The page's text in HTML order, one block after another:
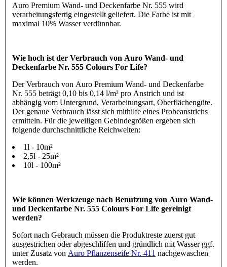
Auro Premium Wand- und Deckenfarbe Nr. 555 wird
verarbeitungsfertig eingestellt geliefert. Die Farbe ist mit
maximal 10% Wasser verdünnbar.
Wie hoch ist der Verbrauch von Auro Wand- und
Deckenfarbe Nr. 555 Colours For Life?
Der Verbrauch von Auro Premium Wand- und Deckenfarbe
Nr. 555 beträgt 0,10 bis 0,14 l/m² pro Anstrich und ist
abhängig vom Untergrund, Verarbeitungsart, Oberflächengüte.
Der genaue Verbrauch lässt sich mithilfe eines Probeanstrichs
ermitteln. Für die jeweiligen Gebindegrößen ergeben sich
folgende durchschnittliche Reichweiten:
1l - 10m²
2,5l - 25m²
10l - 100m²
Wie können Werkzeuge nach Benutzung von Auro Wand-
und Deckenfarbe Nr. 555 Colours For Life gereinigt
werden?
Sofort nach Gebrauch müssen die Produktreste zuerst gut
ausgestrichen oder abgeschliffen und gründlich mit Wasser ggf.
unter Zusatz von Auro Pflanzenseife Nr. 411 nachgewaschen
werden.